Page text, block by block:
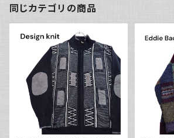
同じカテゴリの商品